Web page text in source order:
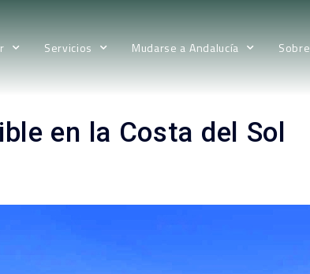
Servicios Mudarse a Andalucía Sobre
en la Costa del Sol